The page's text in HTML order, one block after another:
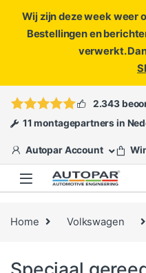
Wij zijn deze week weer
Bestellingen en
verwerkt.
of
2.343
11 montagepartners in
Autopar Account
Home Volkswagen